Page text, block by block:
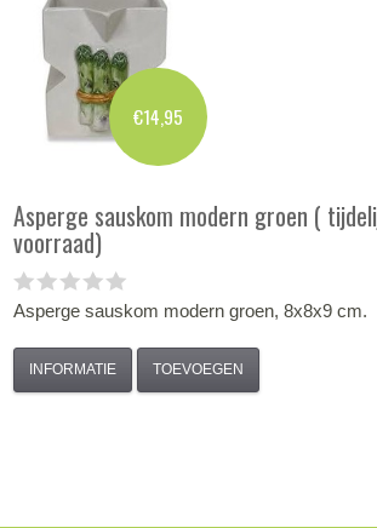
€14,95
Asperge sauskom modern groen (
voorraad)
Asperge sauskom modern groen, 8x8x9 cm.
INFORMATIE TOEVOEGEN